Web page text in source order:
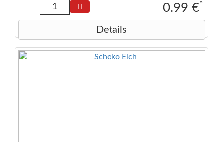
0.99 €*
Details